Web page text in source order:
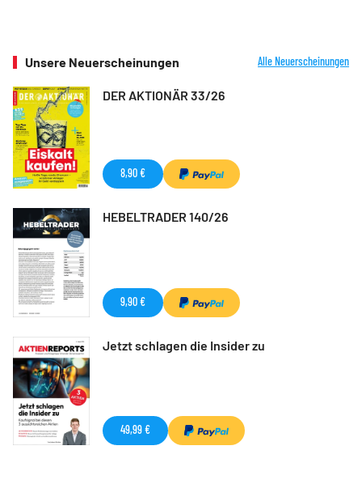
Unsere Neuerscheinungen Alle Neuerscheinungen
DER AKTIONÄR 33/26
8,90 €
HEBELTRADER 140/26
9,90 €
Jetzt schlagen die Insider zu
49,99 €